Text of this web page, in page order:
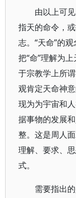
由以上可
指天的命令，
志。“天命”的
把“命”理解为
于宗教学上所
观肯定天命神
现为为宇宙和
据事物的发展
整。这是周人
理解、要求、
式。
需要指出